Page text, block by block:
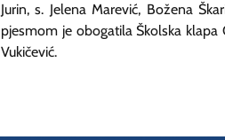
Jurin, s. Jelena Marević, Božena
pjesmom je obogatila Školska
Vukičević.